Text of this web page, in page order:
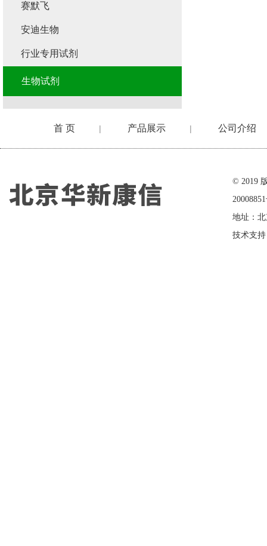
赛默飞
安迪生物
行业专用试剂
生物试剂
首 页 | 产品展示 | 公司介绍
© 2019
地址：
技术支